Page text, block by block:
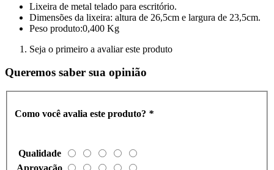
Lixeira de metal telado para escritório.
Dimensões da lixeira: altura de 26,5cm e largura de 23,5cm.
Peso produto:0,400 Kg
Seja o primeiro a avaliar este produto
Queremos saber sua opinião
Como você avalia este produto? *
Qualidade
Aprovação